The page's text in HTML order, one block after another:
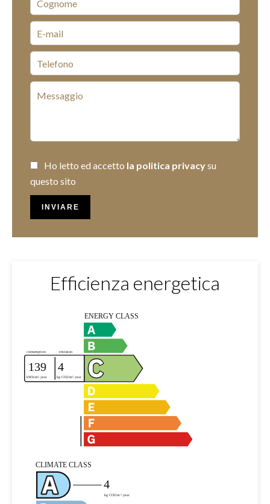
Ho letto ed accetto la politica privacysu
questo sito
INVIARE
Efficienza energetica